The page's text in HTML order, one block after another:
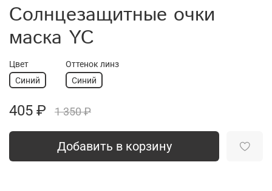
Солнцезащитные очки
маска YC
Цвет
Синий
Оттенок линз
Синий
405 ₽ 1 350 ₽
Добавить в корзину